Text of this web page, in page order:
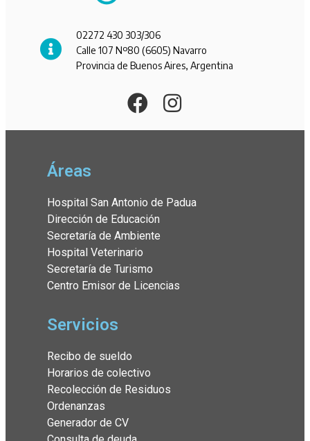
02272 430 303/306
Calle 107 Nº80 (6605) Navarro
Provincia de Buenos Aires, Argentina
Áreas
Hospital San Antonio de Padua
Dirección de Educación
Secretaría de Ambiente
Hospital Veterinario
Secretaría de Turismo
Centro Emisor de Licencias
Servicios
Recibo de sueldo
Horarios de colectivo
Recolección de Residuos
Ordenanzas
Generador de CV